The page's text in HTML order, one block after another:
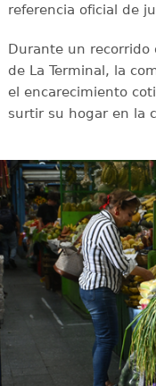
referencia oficial de
Durante un recorrido
de La Terminal, la
el encarecimiento
surtir su hogar en la